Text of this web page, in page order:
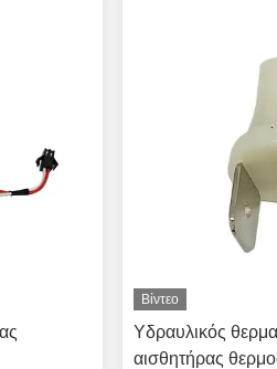
Βίντεο
Υδραυλικός
αισθητήρας